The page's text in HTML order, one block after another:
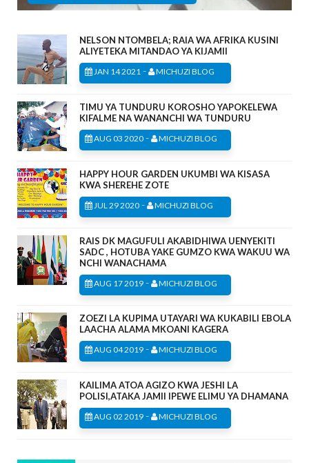
NELSON NTOMBELA; RAIA WA AFRIKA KUSINI
ALIYETEKA MITANDAO YA KIJAMII
JAN 14 2021 - MICHUZI BLOG
TIMU YA TUNDURU KOROSHO YAPOKELEWA
KIFALME NA WANANCHI WA TUNDURU
AUG 03 2020 - MICHUZI BLOG
HAPPY HOUR GARDEN UKUMBI WA KISASA
KWA SHEREHE ZOTE
JUL 29 2020 - MICHUZI BLOG
RAIS DK MAGUFULI AKABIDHIWA UENYEKITI
SADC , HOTUBA YAKE GUMZO KWA WAKUU WA
NCHI WANACHAMA
AUG 17 2019 - MICHUZI BLOG
ZOEZI LA KUPIMA UTAYARI WA KUKABILI EBOLA
LAACHA ALAMA MKOANI KAGERA
AUG 04 2019 - MICHUZI BLOG
KAILIMA ATOA AGIZO KWA JESHI LA
POLISI,ATAKA JAMII IPEWE ELIMU YA DHAMANA
AUG 02 2019 - MICHUZI BLOG